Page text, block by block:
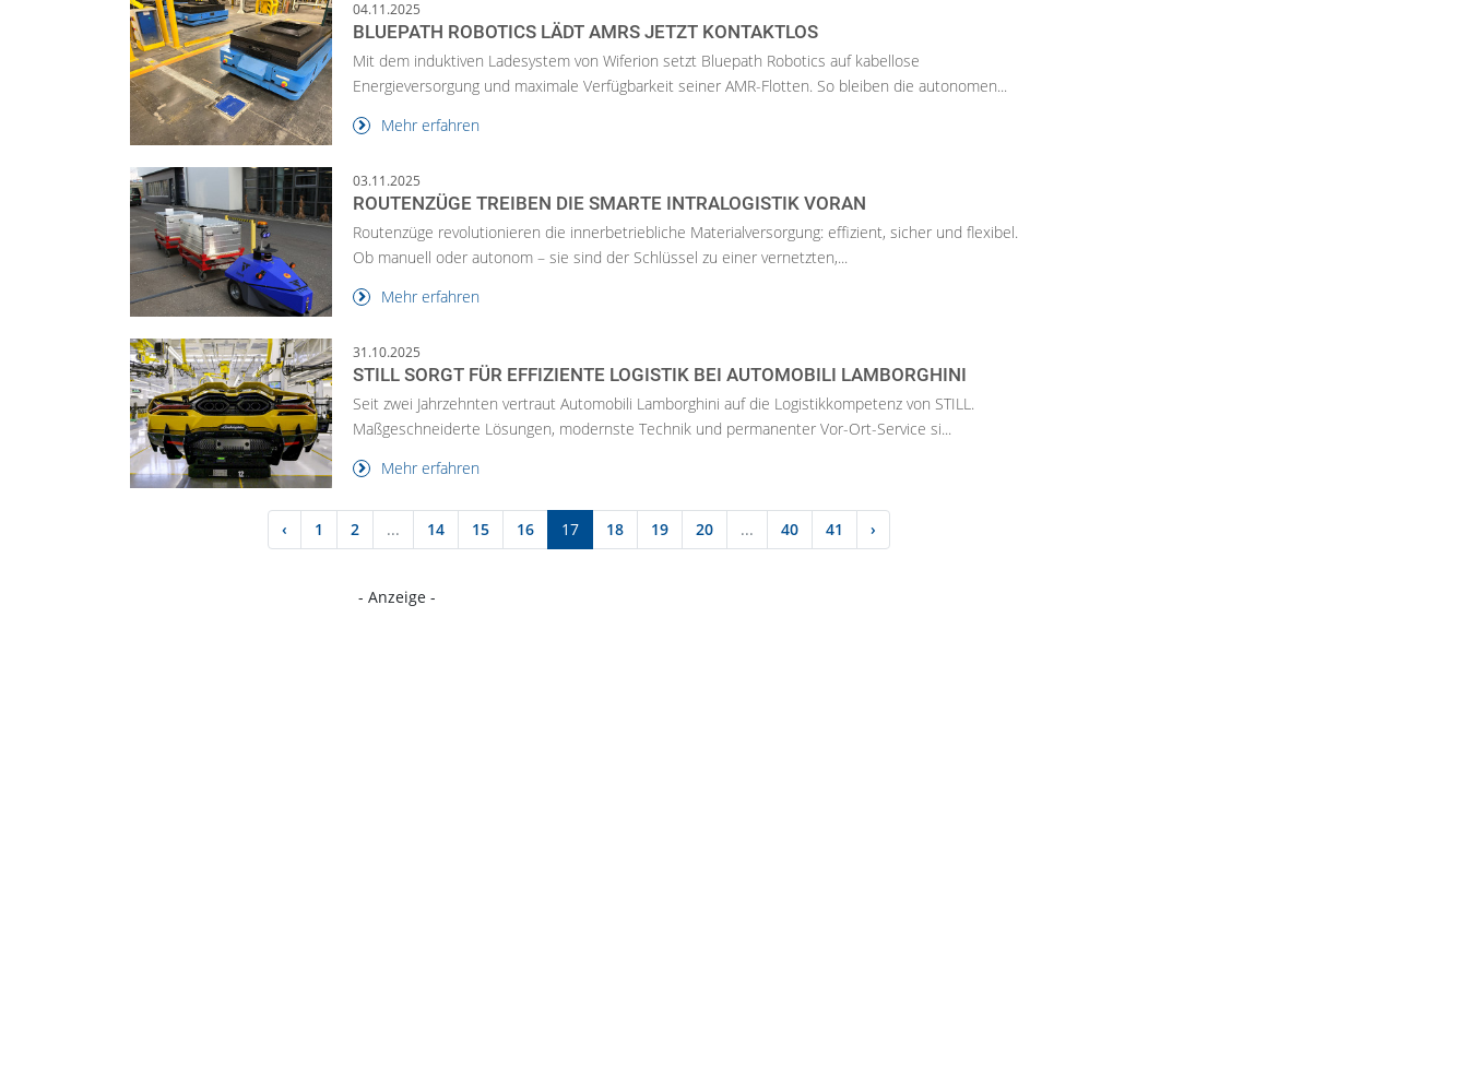
04.11.2025
BLUEPATH ROBOTICS LÄDT AMRS JETZT KONTAKTLOS
Mit dem induktiven Ladesystem von Wiferion setzt Bluepath Robotics auf kabellose
Energieversorgung und maximale Verfügbarkeit seiner AMR-Flotten. So bleiben die autonomen...
Mehr erfahren
03.11.2025
ROUTENZÜGE TREIBEN DIE SMARTE INTRALOGISTIK VORAN
Routenzüge revolutionieren die innerbetriebliche Materialversorgung: effizient, sicher und flexibel.
Ob manuell oder autonom – sie sind der Schlüssel zu einer vernetzten,...
Mehr erfahren
31.10.2025
STILL SORGT FÜR EFFIZIENTE LOGISTIK BEI AUTOMOBILI LAMBORGHINI
Seit zwei Jahrzehnten vertraut Automobili Lamborghini auf die Logistikkompetenz von STILL.
Maßgeschneiderte Lösungen, modernste Technik und permanenter Vor-Ort-Service si...
Mehr erfahren
‹ 1 2 ... 14 15 16 17 18 19 20 ... 40 41 ›
- Anzeige -